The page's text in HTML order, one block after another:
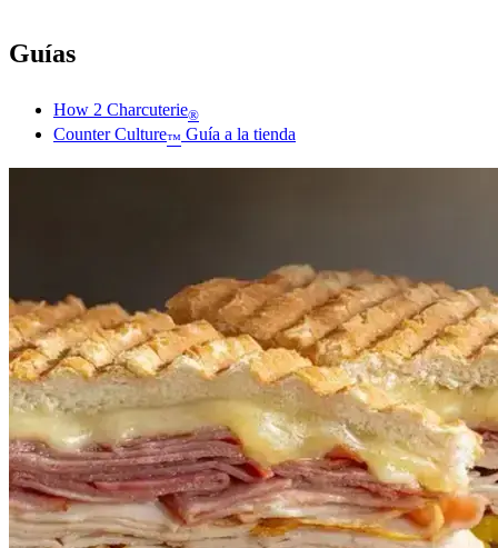
Guías
How 2 Charcuterie®
Counter Culture™ Guía a la tienda